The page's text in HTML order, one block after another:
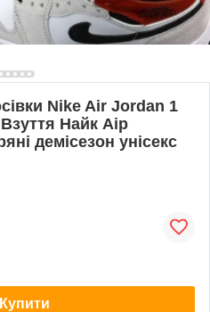
Nike Air Jordan 1
Найк Аір
демісезон унісекс
Купити